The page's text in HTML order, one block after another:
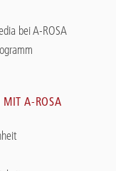
bei A-ROSA
MIT A-ROSA